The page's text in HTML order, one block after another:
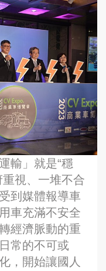
輸」就是“穩
視、一堆不合
到媒體報導車
車充滿不安全
經濟脈動的重
常的不可或
，開始讓國人